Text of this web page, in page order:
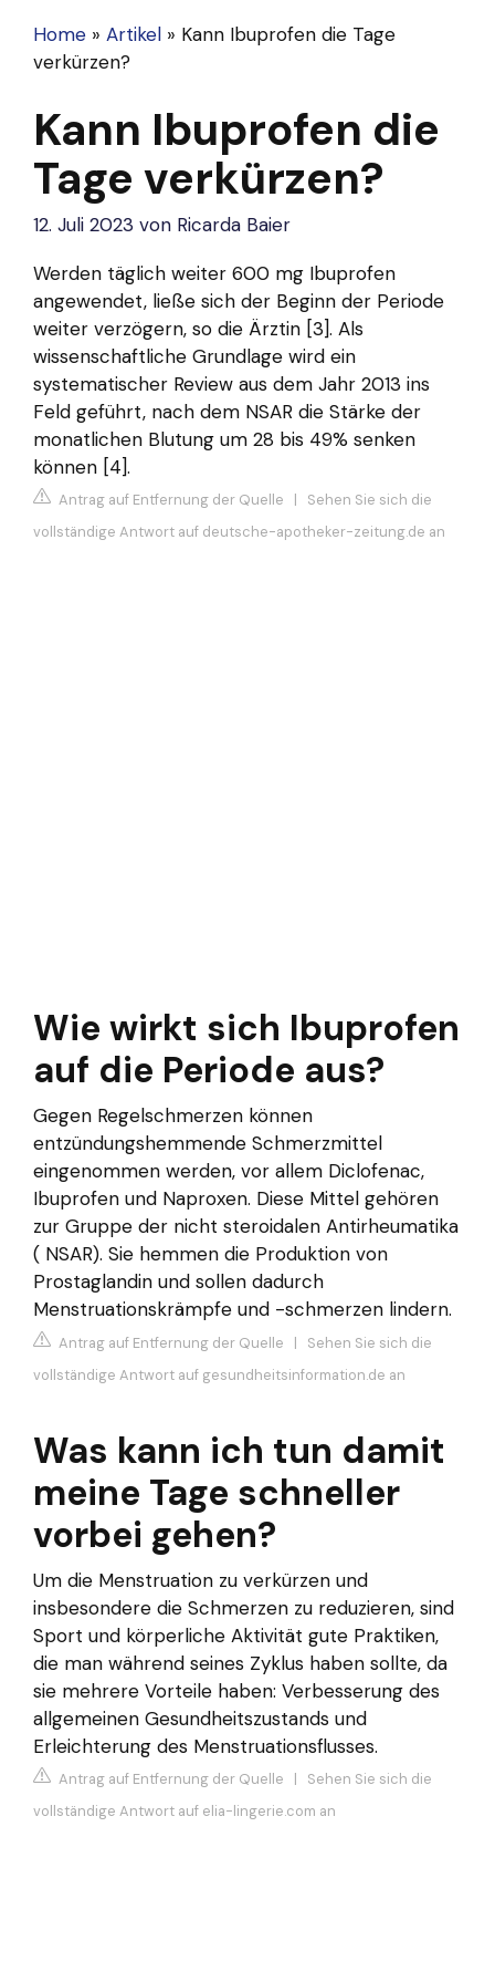
Home » Artikel » Kann Ibuprofen die Tage
verkürzen?
Kann Ibuprofen die
Tage verkürzen?
12. Juli 2023 von Ricarda Baier
Werden täglich weiter 600 mg Ibuprofen
angewendet, ließe sich der Beginn der Periode
weiter verzögern, so die Ärztin [3]. Als
wissenschaftliche Grundlage wird ein
systematischer Review aus dem Jahr 2013 ins
Feld geführt, nach dem NSAR die Stärke der
monatlichen Blutung um 28 bis 49% senken
können [4].
Antrag auf Entfernung der Quelle | Sehen Sie sich die
vollständige Antwort auf deutsche-apotheker-zeitung.de an
Wie wirkt sich Ibuprofen
auf die Periode aus?
Gegen Regelschmerzen können
entzündungshemmende Schmerzmittel
eingenommen werden, vor allem Diclofenac,
Ibuprofen und Naproxen. Diese Mittel gehören
zur Gruppe der nicht steroidalen Antirheumatika
( NSAR). Sie hemmen die Produktion von
Prostaglandin und sollen dadurch
Menstruationskrämpfe und -schmerzen lindern.
Antrag auf Entfernung der Quelle | Sehen Sie sich die
vollständige Antwort auf gesundheitsinformation.de an
Was kann ich tun damit
meine Tage schneller
vorbei gehen?
Um die Menstruation zu verkürzen und
insbesondere die Schmerzen zu reduzieren, sind
Sport und körperliche Aktivität gute Praktiken,
die man während seines Zyklus haben sollte, da
sie mehrere Vorteile haben: Verbesserung des
allgemeinen Gesundheitszustands und
Erleichterung des Menstruationsflusses.
Antrag auf Entfernung der Quelle | Sehen Sie sich die
vollständige Antwort auf elia-lingerie.com an